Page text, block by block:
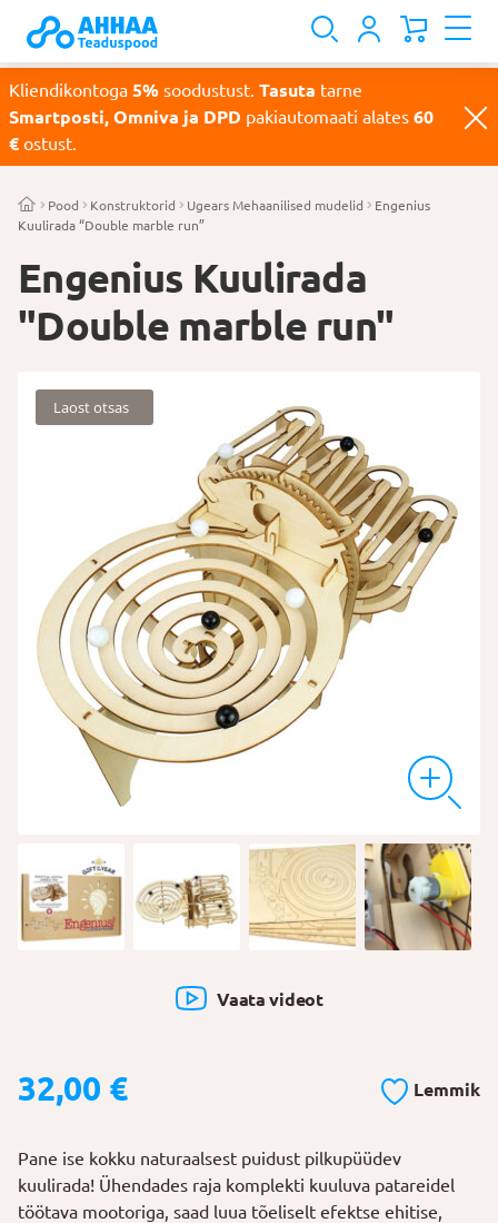
Kliendikontoga 5% soodustust. Tasuta tarne
Smartposti, Omniva ja DPD pakiautomaati alates 60
€ ostust.
Pood Konstruktorid Ugears Mehaanilised mudelid
Engenius
Kuulirada “Double marble run”
Engenius Kuulirada
"Double marble run"
Laost otsas
Vaata videot
32,00 € Lemmik
Pane ise kokku naturaalsest puidust pilkupüüdev
kuulirada! Ühendades raja komplekti kuuluva patareidel
töötava mootoriga, saad luua tõeliselt efektse ehitise,